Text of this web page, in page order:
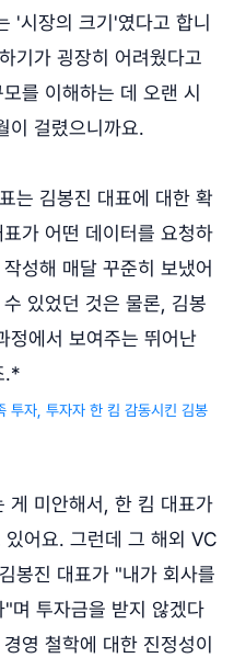
'시장의 크기'였다고 합니
기가 굉장히 어려웠다고
를 이해하는 데 오랜 시
이 걸렸으니까요.
는 김봉진 대표에 대한 확
가 어떤 데이터를 요청하
성해 매달 꾸준히 보냈어
있었던 것은 물론, 김봉
정에서 보여주는 뛰어난
.*
투자, 투자자 한 킴 감동시킨 김봉
게 미안해서, 한 킴 대표가
어요. 그런데 그 해외 VC
봉진 대표가 "내가 회사를
며 투자금을 받지 않겠다
영 철학에 대한 진정성이